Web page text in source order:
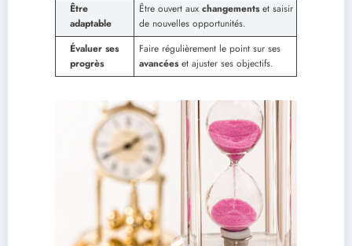
Être
adaptable
Être ouvert aux changementset saisir
de nouvelles opportunités.
Évaluer ses
progrès
Faire régulièrement le point sur ses
avancéeset ajuster ses objectifs.